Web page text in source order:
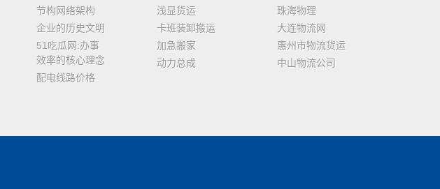
节构网络架构
企业的历史文明
51吃瓜网:办事
效率的核心理念
配电线路价格
浅显货运
卡班装卸搬运
加急搬家
动力总成
珠海物理
大连物流网
惠州市物流货运
中山物流公司